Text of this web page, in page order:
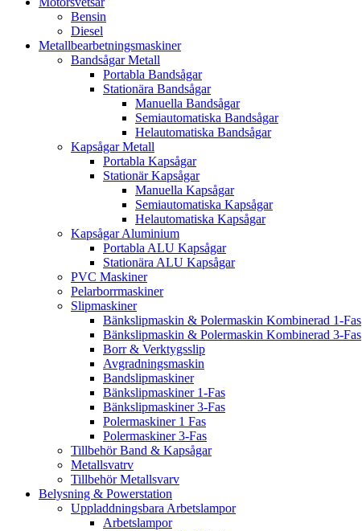
Bensin
Diesel
Metallbearbetningsmaskiner
Bandsågar Metall
Portabla Bandsågar
Stationära Bandsågar
Manuella Bandsågar
Semiautomatiska Bandsågar
Helautomatiska Bandsågar
Kapsågar Metall
Portabla Kapsågar
Stationär Kapsågar
Manuella Kapsågar
Semiautomatiska Kapsågar
Helautomatiska Kapsågar
Kapsågar Aluminium
Portabla ALU Kapsågar
Stationära ALU Kapsågar
PVC Maskiner
Pelarborrmaskiner
Slipmaskiner
Bänkslipmaskin & Polermaskin Kombinerad 1-Fas
Bänkslipmaskin & Polermaskin Kombinerad 3-Fas
Borr & Verktygsslip
Avgradningsmaskin
Bandslipmaskiner
Bänkslipmaskiner 1-Fas
Bänkslipmaskiner 3-Fas
Polermaskiner 1 Fas
Polermaskiner 3-Fas
Tillbehör Band & Kapsågar
Metallsvatrv
Tillbehör Metallsvarv
Belysning & Powerstation
Uppladdningsbara Arbetslampor
Arbetslampor